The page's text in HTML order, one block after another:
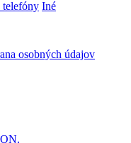
Iné
osobných údajov